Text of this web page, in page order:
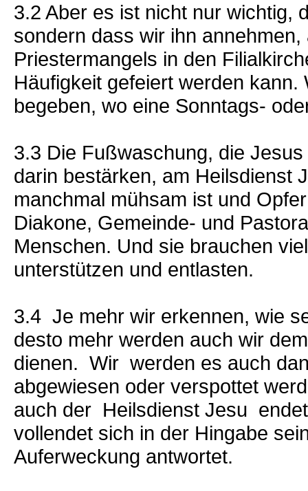
3.2 Aber es ist nicht nur wichtig,
sondern dass wir ihn
Priestermangels in den
Häufigkeit gefeiert werden
begeben, wo eine Sonntags-
3.3 Die Fußwaschung, die
darin bestärken, am Heilsdienst
manchmal mühsam ist und
Diakone, Gemeinde- und
Menschen. Und sie brauchen
unterstützen und entlasten.
3.4 Je mehr wir erkennen, wie
desto mehr werden auch wir
dienen. Wir werden es auch
abgewiesen oder verspottet
auch der Heilsdienst Jesu
vollendet sich in der Hingabe
Auferweckung antwortet.